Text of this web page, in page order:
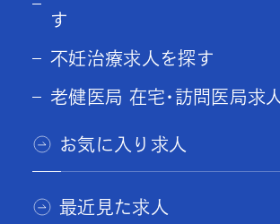
す
不妊治療求人を探す
老健医局 在宅･訪問医局求人
お気に入り求人
最近見た求人